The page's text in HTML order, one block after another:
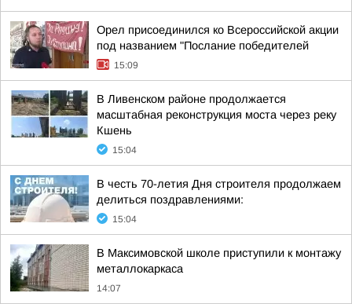
Орел присоединился ко Всероссийской акции
под названием "Послание победителей
15:09
В Ливенском районе продолжается
масштабная реконструкция моста через реку
Кшень
15:04
В честь 70-летия Дня строителя продолжаем
делиться поздравлениями:
15:04
В Максимовской школе приступили к монтажу
металлокаркаса
14:07